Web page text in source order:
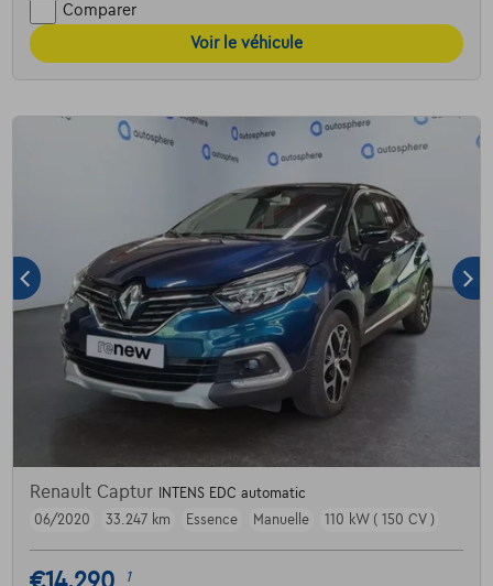
Comparer
Voir le véhicule
Renault Captur
INTENS EDC automatic
06/2020
33.247 km Essence Manuelle 110 kW ( 150 CV )
1